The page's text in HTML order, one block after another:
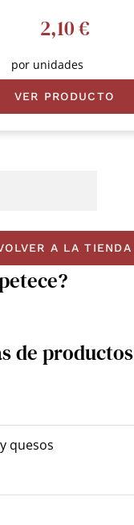
2,10€
por unidades
VER PRODUCTO
A LA TIENDA
de productos
quesos